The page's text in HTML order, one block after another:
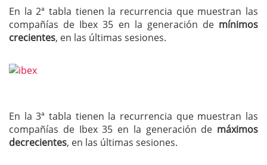
En la 2ª tabla tienen la recurrencia que muestran las
compañías de Ibex 35 en la generación de mínimos
crecientes, en las últimas sesiones.
En la 3ª tabla tienen la recurrencia que muestran las
compañías de Ibex 35 en la generación de máximos
decrecientes, en las últimas sesiones.